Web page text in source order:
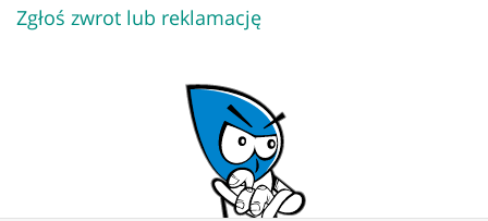
Zgłoś zwrot lub reklamację